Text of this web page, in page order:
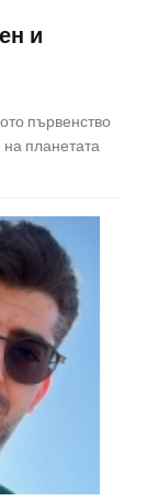
и
първенство
планетата